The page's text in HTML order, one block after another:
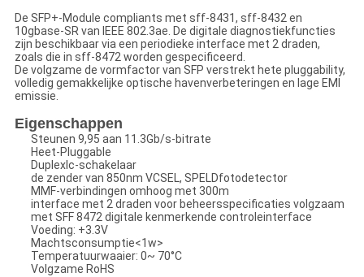
De SFP+-Module compliants met sff-8431, sff-8432 en
10gbase-SR van IEEE 802.3ae. De digitale diagnostiekfuncties
zijn beschikbaar via een periodieke interface met 2 draden,
zoals die in sff-8472 worden gespecificeerd.
De volgzame de vormfactor van SFP verstrekt hete pluggability,
volledig gemakkelijke optische havenverbeteringen en lage EMI
emissie.
Eigenschappen
Steunen 9,95 aan 11.3Gb/s-bitrate
Heet-Pluggable
Duplexlc-schakelaar
de zender van 850nm VCSEL, SPELDfotodetector
MMF-verbindingen omhoog met 300m
interface met 2 draden voor beheersspecificaties volgzaam
met SFF 8472 digitale kenmerkende controleinterface
Voeding: +3.3V
Machtsconsumptie<1w>
Temperatuurwaaier: 0~ 70°C
Volgzame RoHS